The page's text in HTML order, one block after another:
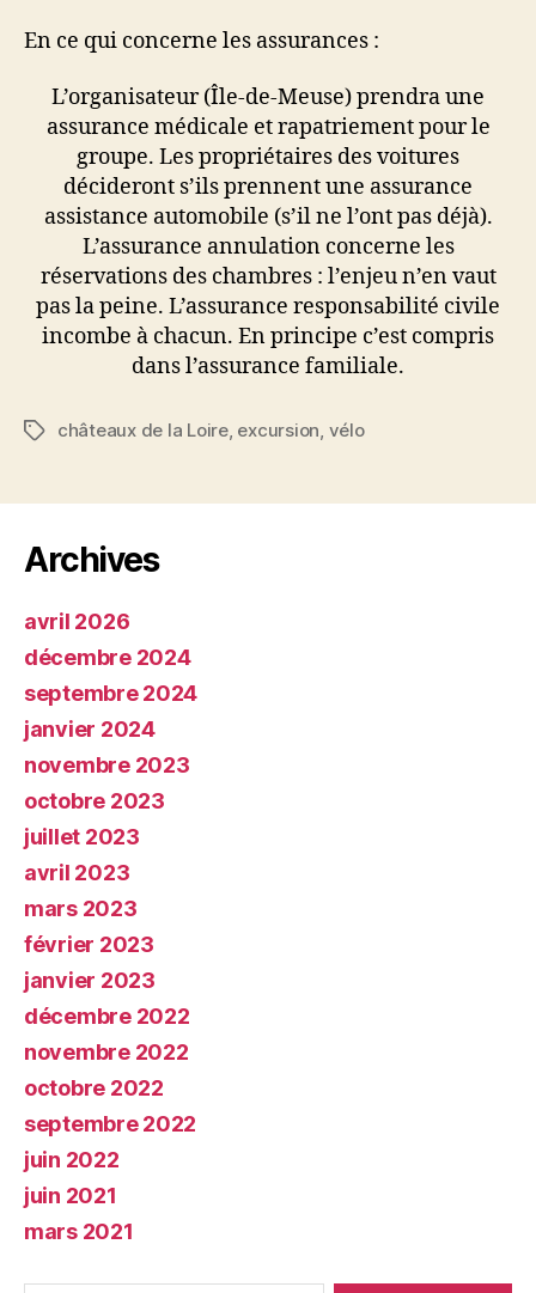
En ce qui concerne les assurances :
L’organisateur (Île-de-Meuse) prendra une
assurance médicale et rapatriement pour le
groupe. Les propriétaires des voitures
décideront s’ils prennent une assurance
assistance automobile (s’il ne l’ont pas déjà).
L’assurance annulation concerne les
réservations des chambres : l’enjeu n’en vaut
pas la peine. L’assurance responsabilité civile
incombe à chacun. En principe c’est compris
dans l’assurance familiale.
Étiquettes
châteaux de la Loire, excursion, vélo
Archives
avril 2026
décembre 2024
septembre 2024
janvier 2024
novembre 2023
octobre 2023
juillet 2023
avril 2023
mars 2023
février 2023
janvier 2023
décembre 2022
novembre 2022
octobre 2022
septembre 2022
juin 2022
juin 2021
mars 2021